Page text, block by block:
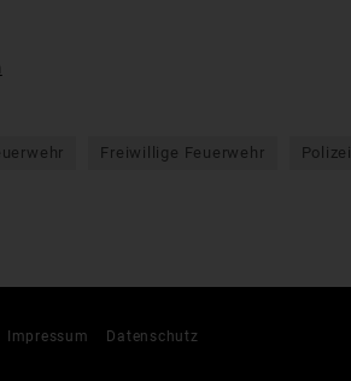
Freiwillige Feuerwehr Polizei
Impressum Datenschutz